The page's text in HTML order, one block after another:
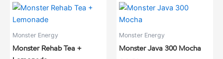
Monster Energy
Monster Rehab Tea +
Monster Energy
Monster Java 300 Mocha